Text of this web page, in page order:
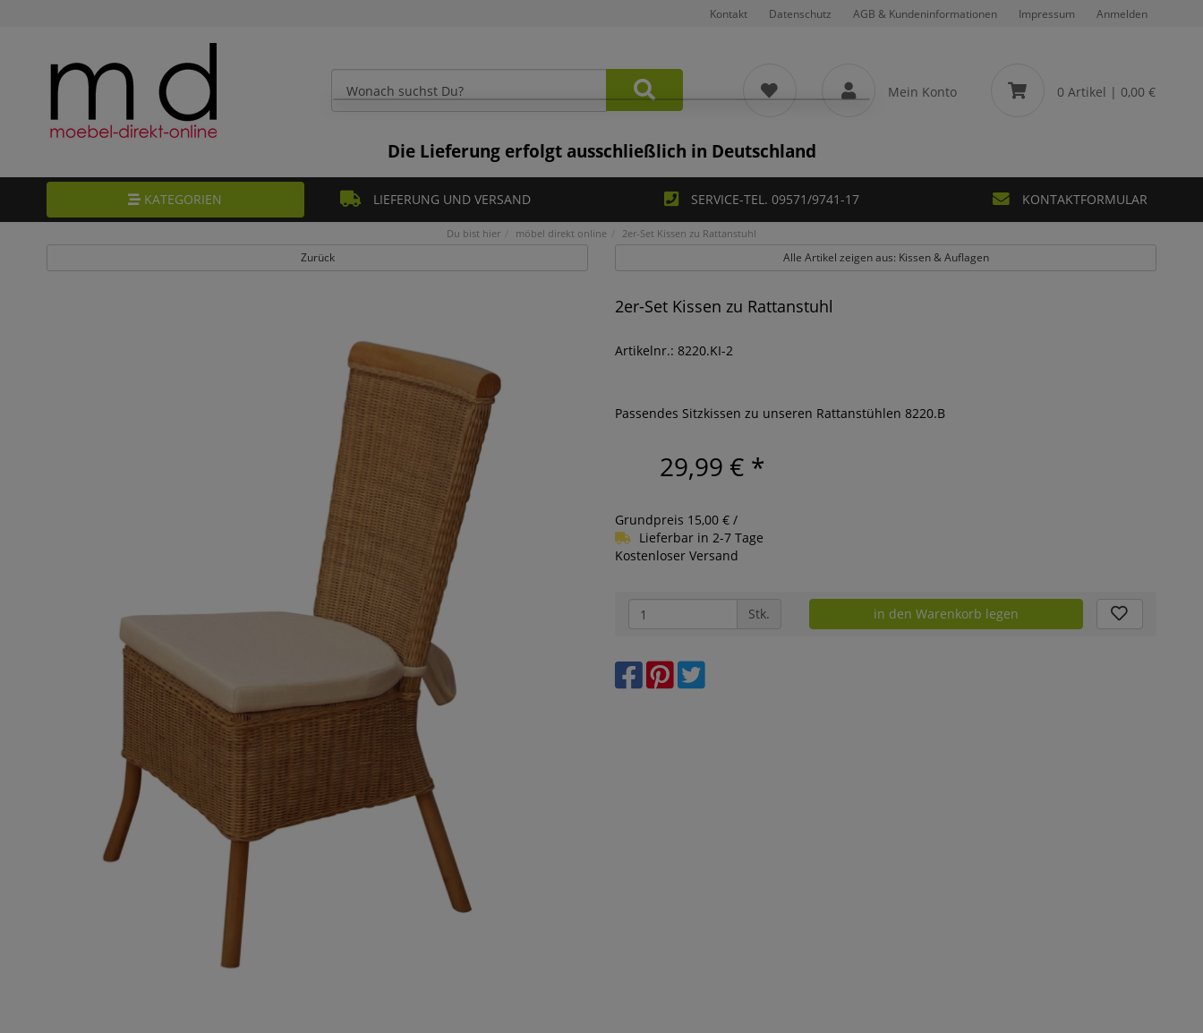
Kontakt Datenschutz AGB & Kundeninformationen Impressum Anmelden
Mein Konto 0 Artikel | 0,00 €
Die Lieferung erfolgt ausschließlich in Deutschland
KATEGORIEN LIEFERUNG UND VERSAND SERVICE-TEL. 09571/9741-17 KONTAKTFORMULAR
Du bist hier möbel direkt online 2er-Set Kissen zu Rattanstuhl
Zurück Alle Artikel zeigen aus: Kissen & Auflagen
2er-Set Kissen zu Rattanstuhl
Artikelnr.: 8220.KI-2
Passendes Sitzkissen zu unseren Rattanstühlen 8220.B
29,99 € *
Grundpreis 15,00 € /
Lieferbar in 2-7 Tage
Kostenloser Versand
Stk. in den Warenkorb legen